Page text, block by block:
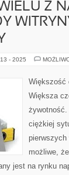
Z
- 2025
Większość
Większa
ciężkiej
pierwszych
możliwe,
jest na rynku